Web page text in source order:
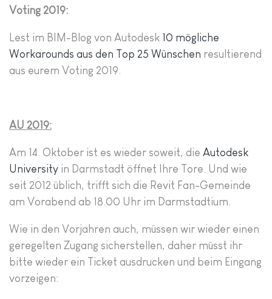
Voting 2019:
Lest im BIM-Blog von Autodesk 10 mögliche
Workarounds aus den Top 25 Wünschen resultierend
aus eurem Voting 2019.
AU 2019:
Am 14. Oktober ist es wieder soweit, die Autodesk
University in Darmstadt öffnet Ihre Tore. Und wie
seit 2012 üblich, trifft sich die Revit Fan-Gemeinde
am Vorabend ab 18.00 Uhr im Darmstadtium.
Wie in den Vorjahren auch, müssen wir wieder einen
geregelten Zugang sicherstellen, daher müsst ihr
bitte wieder ein Ticket ausdrucken und beim Eingang
vorzeigen: